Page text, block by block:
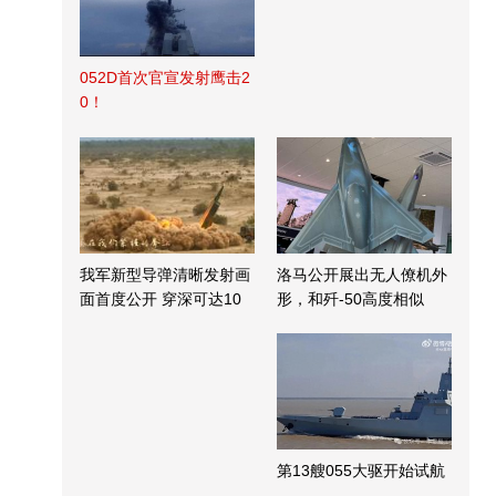
052D首次官宣发射鹰击2
0！
我军新型导弹清晰发射画
面首度公开 穿深可达10
洛马公开展出无人僚机外
形，和歼-50高度相似
第13艘055大驱开始试航